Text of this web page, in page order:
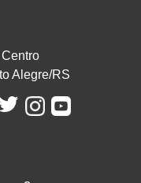
Alegre/RS